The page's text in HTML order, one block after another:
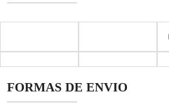
FORMAS DE ENVIO